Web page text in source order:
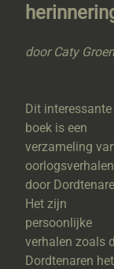
door Caty
Dit interessante
boek is een
verzameling
oorlogsverhalen
door
Het zijn
persoonlijke
verhalen zoals
Dordtenaren het